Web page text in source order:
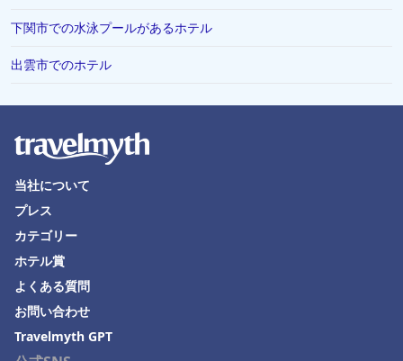
下関市での水泳プールがあるホテル
出雲市でのホテル
当社について
プレス
カテゴリー
ホテル賞
よくある質問
お問い合わせ
Travelmyth GPT